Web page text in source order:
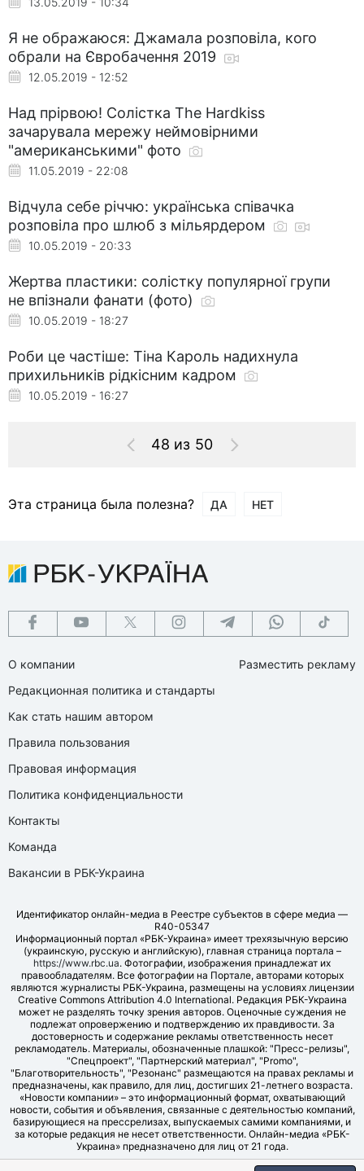
Я не ображаюся: Джамала розповіла, кого
обрали на Євробачення 2019
12.05.2019 - 12:52
Над прірвою! Солістка The Hardkiss
зачарувала мережу неймовірними
"американськими" фото
11.05.2019 - 22:08
Відчула себе річчю: українська співачка
розповіла про шлюб з мільярдером
10.05.2019 - 20:33
Жертва пластики: солістку популярної групи
не впізнали фанати (фото)
10.05.2019 - 18:27
Роби це частіше: Тіна Кароль надихнула
прихильників рідкісним кадром
10.05.2019 - 16:27
48 из 50
Эта страница была полезна? ДА НЕТ
О компании
Редакционная политика и стандарты
Как стать нашим автором
Правила пользования
Правовая информация
Политика конфиденциальности
Контакты
Команда
Вакансии в РБК-Украина
Разместить рекламу
Идентификатор онлайн-медиа в Реестре субъектов в сфере медиа —
R40-05347
Информационный портал «РБК-Украина» имеет трехязычную версию
(украинскую, русскую и английскую), главная страница портала –
https://www.rbc.ua. Фотографии, изображения принадлежат их
правообладателям. Все фотографии на Портале, авторами которых
являются журналисты РБК-Украина, размещены на условиях лицензии
Creative Commons Attribution 4.0 International. Редакция РБК-Украина
может не разделять точку зрения авторов. Оценочные суждения не
подлежат опровержению и подтверждению их правдивости. За
достоверность и содержание рекламы ответственность несет
рекламодатель. Материалы, обозначенные плашкой: "Пресс-релизы",
"Спецпроект", "Партнерский материал", "Promo",
"Благотворительность", "Резонанс" размещаются на правах рекламы и
предназначены, как правило, для лиц, достигших 21-летнего возраста.
«Новости компании» – это информационный формат, охватывающий
новости, события и объявления, связанные с деятельностью компаний,
базирующиеся на прессрелизах, выпускаемых самими компаниями, и
за которые редакция не несет ответственности. Онлайн-медиа «РБК-
Украина» предназначено для лиц от 21 года.